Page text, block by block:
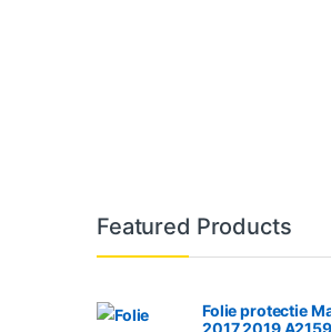
Featured Products
Folie protectie